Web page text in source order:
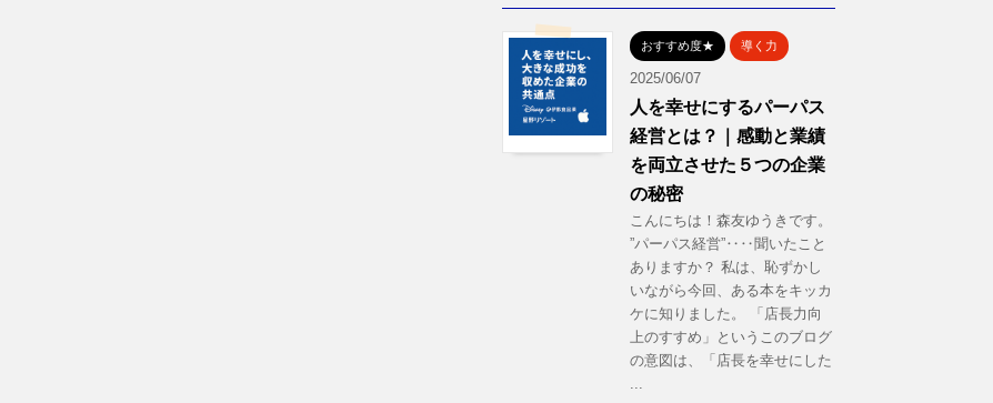
おすすめ度★ 導く力
2025/06/07
人を幸せにするパーパス
経営とは？｜感動と業績
を両立させた５つの企業
の秘密
こんにちは！森友ゆうきです。
”パーパス経営”‥‥聞いたこと
ありますか？ 私は、恥ずかし
いながら今回、ある本をキッカ
ケに知りました。 「店長力向
上のすすめ」というこのブログ
の意図は、「店長を幸せにした